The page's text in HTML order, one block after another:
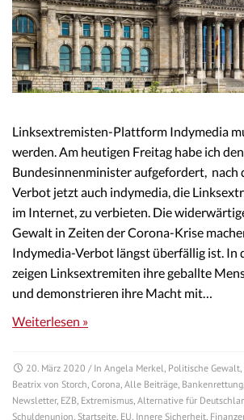
Linksextremisten-Plattform Indymedia
werden. Am heutigen Freitag habe ich den
Bundesinnenminister aufgefordert, nach
Verbot jetzt auch indymedia, die
im Internet, zu verbieten. Die
Gewalt in Zeiten der Corona-Krise
Indymedia-Verbot längst überfällig ist. In
zeigen Linksextremiten ihre geballte
und demonstrieren ihre Macht mit…
Weiterlesen »
20. März 2020 / In Angela Merkel, Politische Gewalt,
Beatrix von Storch, Corona, Alle Beiträge, Bankenrettung,
Newsletter, EZB, Extremismus, Alternative für
Schuldenunion, Startseite, EU, Innere Sicherheit,